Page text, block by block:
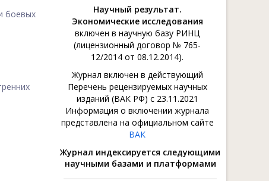
боевых
Научный результат.
Экономические исследования
включен в научную базу РИНЦ
(лицензионный договор № 765-
12/2014 от 08.12.2014).
Журнал включен в действующий
Перечень рецензируемых научных
изданий (ВАК РФ) с 23.11.2021
Информация о включении журнала
представлена на официальном сайте
ВАК
Журнал индексируется следующими
научными базами и платформами